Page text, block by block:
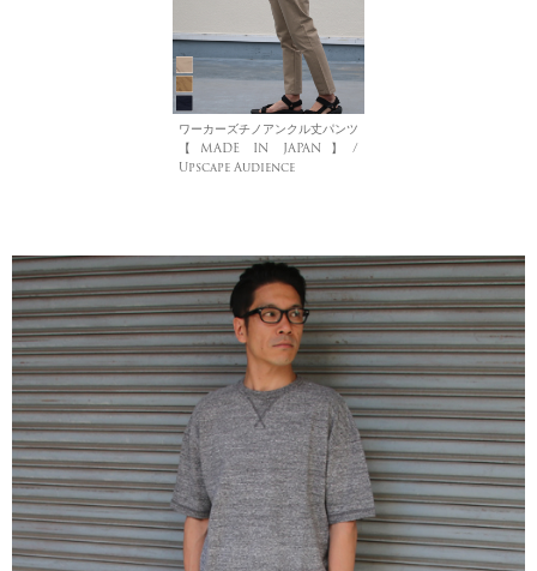
ワーカーズチノアンクル丈パンツ
【MADE IN JAPAN】/
Upscape Audience